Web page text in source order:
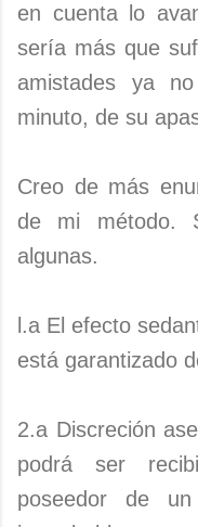
en cuenta lo
sería más que
amistades ya
minuto, de su
Creo de más
de mi método.
algunas.
l.a El efecto
está garantizado
2.a Discreción
podrá ser
poseedor de